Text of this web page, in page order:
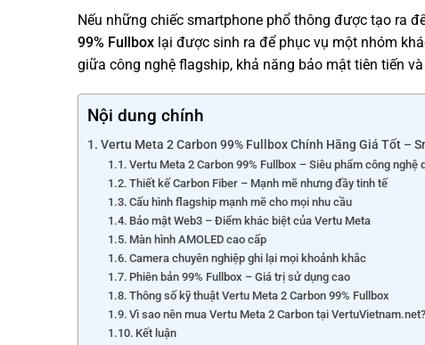
Nếu những chiếc smartphone phổ thông được tạo ra
99% Fullbox lại được sinh ra để phục vụ một nhóm
giữa công nghệ flagship, khả năng bảo mật tiên tiến
Nội dung chính
Vertu Meta 2 Carbon 99% Fullbox Chính Hãng Giá Tốt –
Vertu Meta 2 Carbon 99% Fullbox – Siêu phẩm công nghệ
Thiết kế Carbon Fiber – Mạnh mẽ nhưng đầy tinh tế
Cấu hình flagship mạnh mẽ cho mọi nhu cầu
Bảo mật Web3 – Điểm khác biệt của Vertu Meta
Màn hình AMOLED cao cấp
Camera chuyên nghiệp ghi lại mọi khoảnh khắc
Phiên bản 99% Fullbox – Giá trị sử dụng cao
Thông số kỹ thuật Vertu Meta 2 Carbon 99% Fullbox
Vì sao nên mua Vertu Meta 2 Carbon tại VertuVietnam.net?
Kết luận